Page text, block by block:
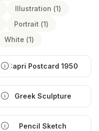
Illustration (1)
Portrait (1)
White (1)
Capri Postcard 1950
Greek Sculpture
Pencil Sketch